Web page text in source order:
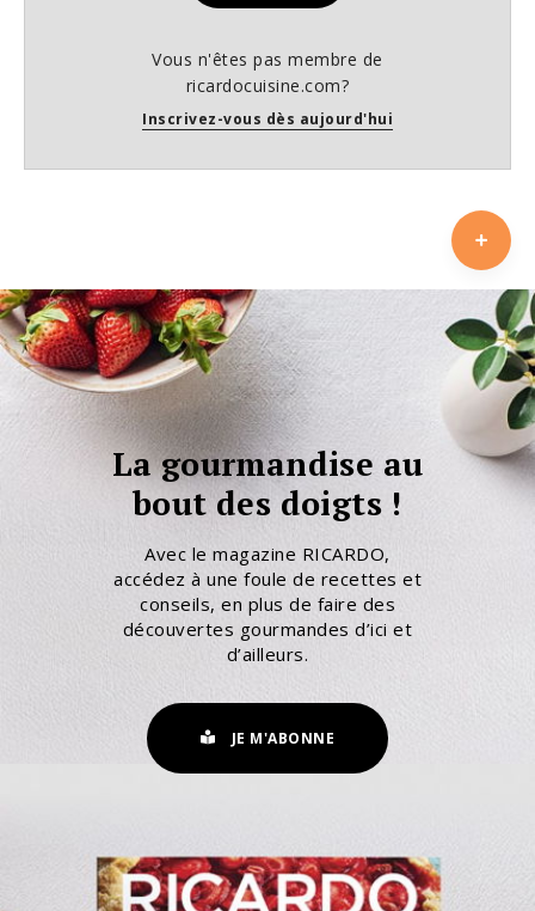
Vous n'êtes pas membre de
ricardocuisine.com?
Inscrivez-vous dès aujourd'hui
La gourmandise au
bout des doigts !
Avec le magazine RICARDO,
accédez à une foule de recettes et
conseils, en plus de faire des
découvertes gourmandes d’ici et
d’ailleurs.
JE M'ABONNE